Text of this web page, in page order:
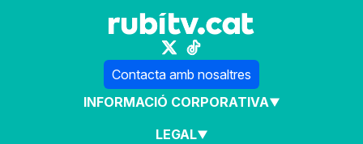
Contacta amb nosaltres
INFORMACIÓ CORPORATIVA
LEGAL